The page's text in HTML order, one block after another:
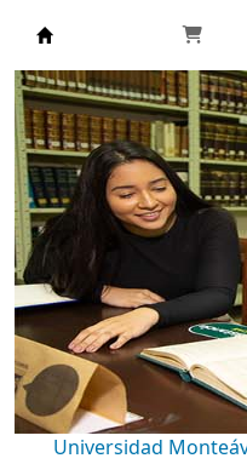
Biblioteca
Universidad